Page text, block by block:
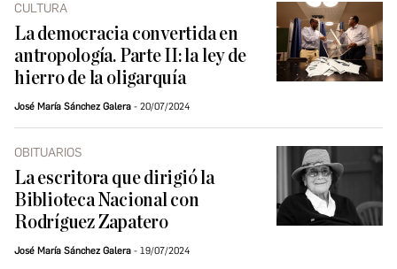
CULTURA
La democracia convertida en
antropología. Parte II: la ley de
hierro de la oligarquía
José María Sánchez Galera 20/07/2024
OBITUARIOS
La escritora que dirigió la
Biblioteca Nacional con
Rodríguez Zapatero
José María Sánchez Galera 19/07/2024